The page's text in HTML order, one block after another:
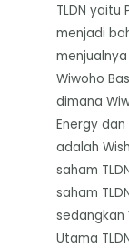
TLDN yaitu
menjadi
Wiwoho
dimana
Energy
adalah
saham
saham
sedangkan
Utama